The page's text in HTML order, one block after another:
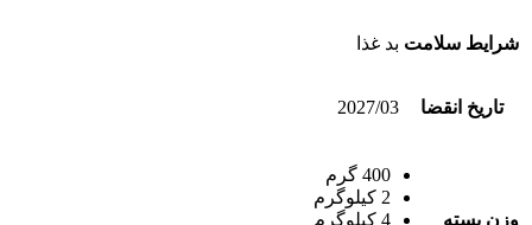
شرایط سلامت بد غذا
تاریخ انقضا 2027/03
وزن بسته
400 گرم
2 کیلوگرم
4 کیلوگرم